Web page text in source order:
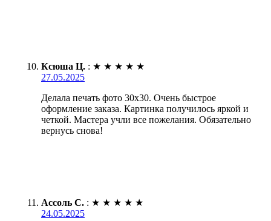
Ксюша Ц. : ★ ★ ★ ★ ★
27.05.2025
Делала печать фото 30х30. Очень быстрое
оформление заказа. Картинка получилось яркой и
четкой. Мастера учли все пожелания. Обязательно
вернусь снова!
Ассоль С. : ★ ★ ★ ★ ★
24.05.2025